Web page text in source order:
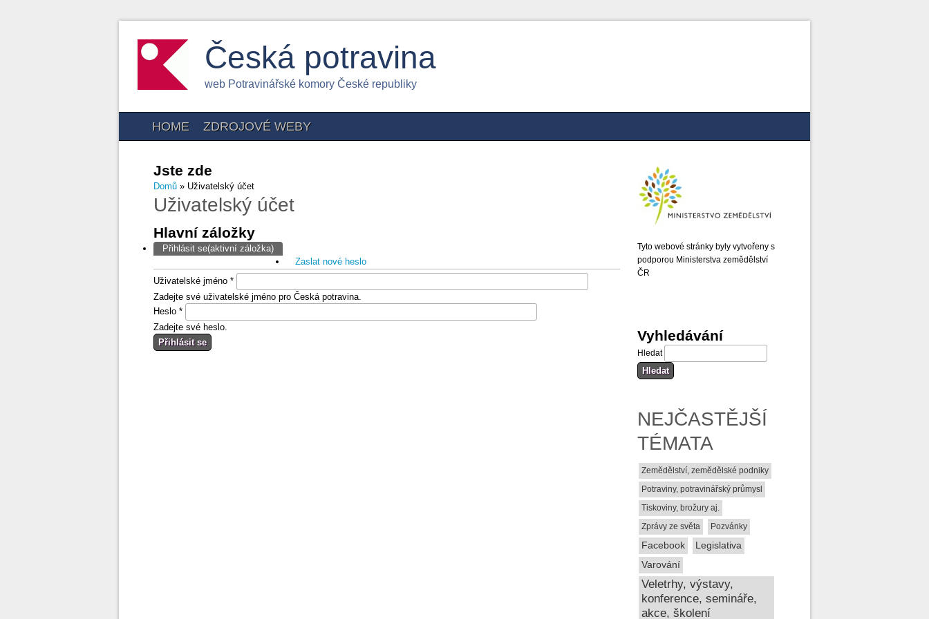
Česká potravina
web Potravinářské komory České republiky
HOME ZDROJOVÉ WEBY
Jste zde
Domů » Uživatelský účet
Uživatelský účet
Hlavní záložky
Přihlásit se(aktivní záložka)
Zaslat nové heslo
Uživatelské jméno *
Zadejte své uživatelské jméno pro Česká potravina.
Heslo *
Zadejte své heslo.
Tyto webové stránky byly vytvořeny s
podporou Ministerstva zemědělství
ČR
Vyhledávání
Hledat
NEJČASTĚJŠÍ
TÉMATA
Zemědělství, zemědělské podniky
Potraviny, potravinářský průmysl
Tiskoviny, brožury aj.
Zprávy ze světa
Pozvánky
Facebook
Legislativa
Varování
Veletrhy, výstavy,
konference, semináře,
akce, školení